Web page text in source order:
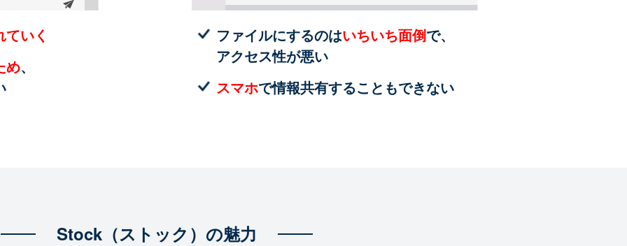
いく
め、
ファイルにするのはいちいち面倒で、
アクセス性が悪い
スマホで情報共有することもできない
Stock（ストック）の魅力